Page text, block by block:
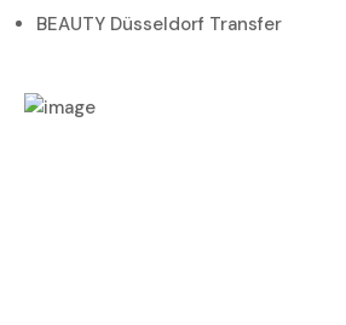
BEAUTY Düsseldorf Transfer